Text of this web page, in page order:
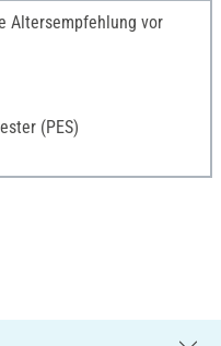
Altersempfehlung vor
(PES)